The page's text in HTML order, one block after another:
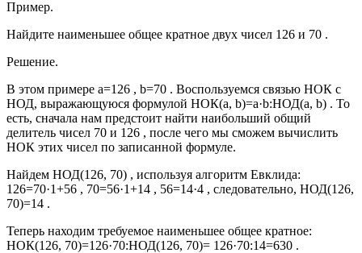
Пример.
Найдите наименьшее общее кратное двух чисел 126 и 70 .
Решение.
В этом примере a=126 , b=70 . Воспользуемся связью НОК с
НОД, выражающуюся формулой НОК(a, b)=a·b:НОД(a, b) . То
есть, сначала нам предстоит найти наибольший общий
делитель чисел 70 и 126 , после чего мы сможем вычислить
НОК этих чисел по записанной формуле.
Найдем НОД(126, 70) , используя алгоритм Евклида:
126=70·1+56 , 70=56·1+14 , 56=14·4 , следовательно, НОД(126,
70)=14 .
Теперь находим требуемое наименьшее общее кратное:
НОК(126, 70)=126·70:НОД(126, 70)= 126·70:14=630 .